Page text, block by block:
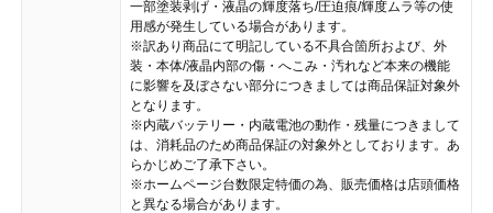
一部塗装剥げ・液晶の輝度落ち/圧迫痕/輝度ムラ等の使
用感が発生している場合があります。
※訳あり商品にて明記している不具合箇所および、外
装・本体/液晶内部の傷・へこみ・汚れなど本来の機能
に影響を及ぼさない部分につきましては商品保証対象外
となります。
※内蔵バッテリー・内蔵電池の動作・残量につきまして
は、消耗品のため商品保証の対象外としております。あ
らかじめご了承下さい。
※ホームページ台数限定特価の為、販売価格は店頭価格
と異なる場合があります。